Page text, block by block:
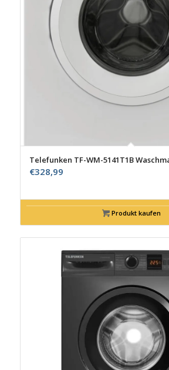
Telefunken TF-WM-5141T1B
€328,99
Produkt kaufen